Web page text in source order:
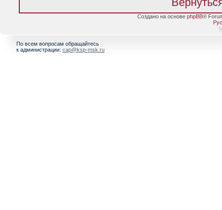
Создано на основе phpBB®
[
По всем вопросам обращайтесь
к администрации: cap@ksp-msk.ru